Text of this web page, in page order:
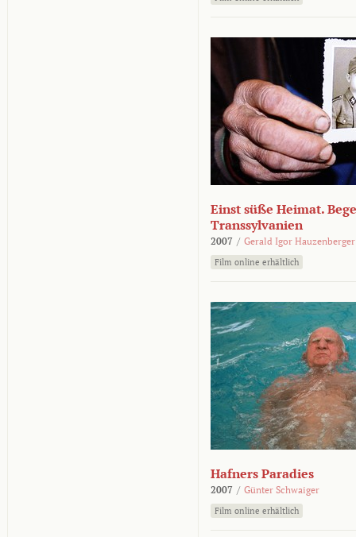
Einst süße Heimat.
Transsylvanien
2007 / Gerald Igor Hauzenberger
Film online erhältlich
Hafners Paradies
2007 / Günter Schwaiger
Film online erhältlich